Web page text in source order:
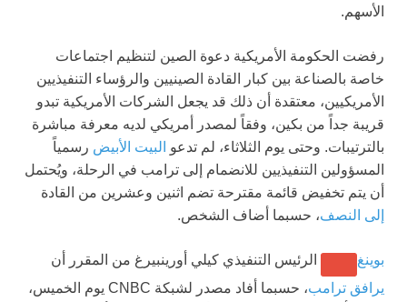
الأسهم.
رفضت الحكومة الأمريكية دعوة الصين لتنظيم اجتماعات
خاصة بالصناعة بين كبار القادة الصينيين والرؤساء التنفيذيين
الأمريكيين، معتقدة أن ذلك قد يجعل الشركات الأمريكية تبدو
قريبة جداً من بكين، وفقاً لمصدر أمريكي لديه معرفة مباشرة
بالترتيبات. وحتى يوم الثلاثاء، لم تدعو البيت الأبيض رسمياً
المسؤولين التنفيذيين للانضمام إلى ترامب في الرحلة، ويُحتمل
أن يتم تخفيض قائمة مقترحة تضم اثنين وعشرين من القادة
إلى النصف، حسبما أضاف الشخص.
بوينغ
الرئيس التنفيذي كيلي أورينبيرغ من المقرر أن
يرافق ترامب
، حسبما أفاد مصدر لشبكة CNBC يوم الخميس،